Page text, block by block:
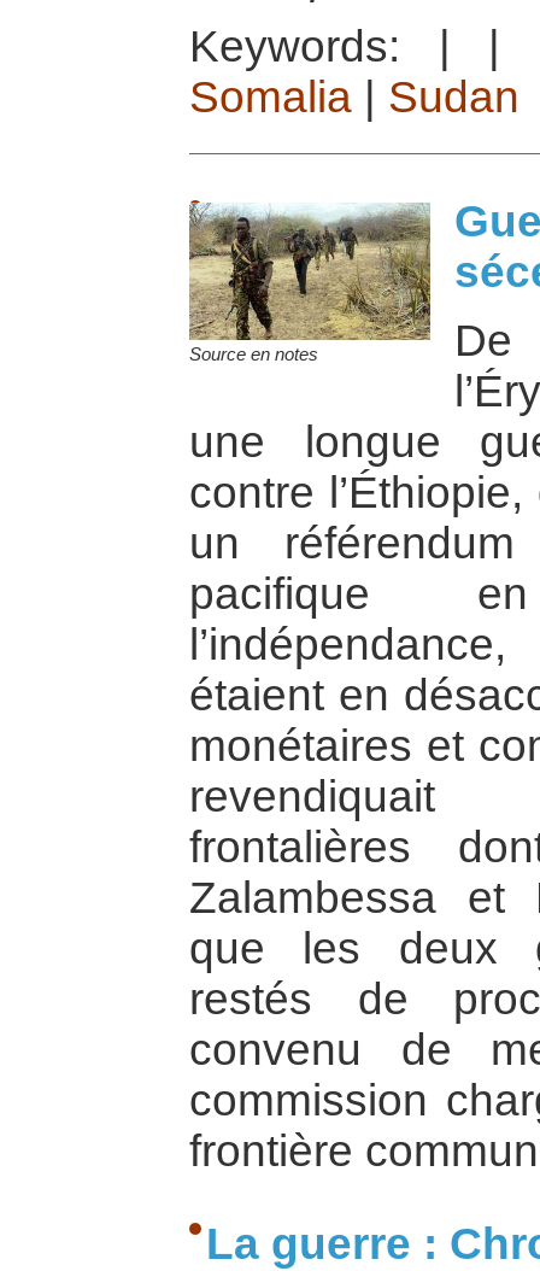
Keywords:
Somalia
Sudan
Source en notes
une longue
contre
un
pacifique
étaient en
monétaires et
revendiquait
frontalières
Zalambessa et
que les deux
restés de
convenu de
commission
frontière
La guerre :